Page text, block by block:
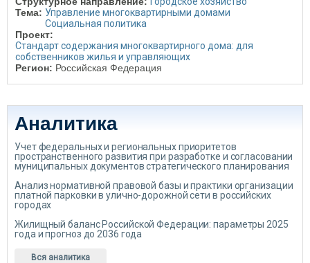
Тема: Управление многоквартирными домами
Социальная политика
Проект:
Стандарт содержания многоквартирного дома: для
собственников жилья и управляющих
Регион: Российская Федерация
Аналитика
Учет федеральных и региональных приоритетов
пространственного развития при разработке и согласовании
муниципальных документов стратегического планирования
Анализ нормативной правовой базы и практики организации
платной парковки в улично-дорожной сети в российских
городах
Жилищный баланс Российской Федерации: параметры 2025
года и прогноз до 2036 года
Вся аналитика